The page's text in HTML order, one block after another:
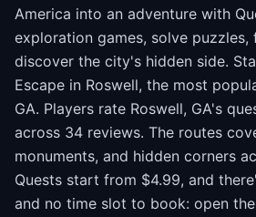
America into an adventure with
exploration games, solve puzzles,
discover the city's hidden side.
Escape in Roswell, the most
GA. Players rate Roswell, GA's
across 34 reviews. The routes
monuments, and hidden corners
Quests start from $4.99, and
and no time slot to book: open